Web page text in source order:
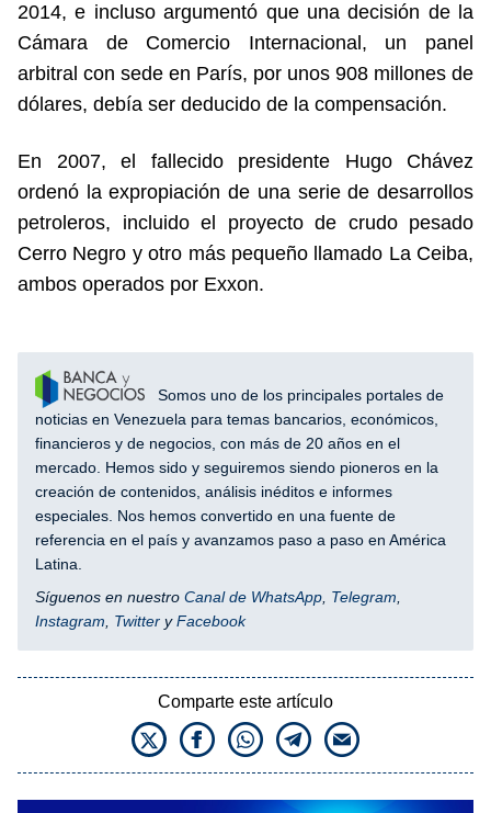
2014, e incluso argumentó que una decisión de la
Cámara de Comercio Internacional, un panel
arbitral con sede en París, por unos 908 millones de
dólares, debía ser deducido de la compensación.
En 2007, el fallecido presidente Hugo Chávez
ordenó la expropiación de una serie de desarrollos
petroleros, incluido el proyecto de crudo pesado
Cerro Negro y otro más pequeño llamado La Ceiba,
ambos operados por Exxon.
Somos uno de los principales portales de
noticias en Venezuela para temas bancarios, económicos,
financieros y de negocios, con más de 20 años en el
mercado. Hemos sido y seguiremos siendo pioneros en la
creación de contenidos, análisis inéditos e informes
especiales. Nos hemos convertido en una fuente de
referencia en el país y avanzamos paso a paso en América
Latina.
Síguenos en nuestro Canal de WhatsApp, Telegram,
Instagram, Twitter yFacebook
Comparte este artículo